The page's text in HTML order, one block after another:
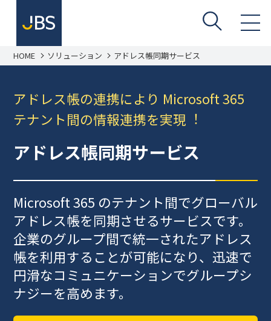
HOME ソリューション アドレス帳同期サービス
アドレス帳の連携により Microsoft 365
テナント間の情報連携を実現︕
アドレス帳同期サービス
Microsoft 365 のテナント間でグローバル
アドレス帳を同期させるサービスです。
企業のグループ間で統一されたアドレス
帳を利用することが可能になり、迅速で
円滑なコミュニケーションでグループシ
ナジーを高めます。